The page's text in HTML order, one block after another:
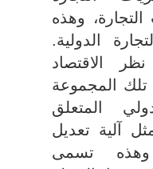
وهذه
الدولية.
الاقتصاد
المجموعة
المتعلق
آلية تعديل
وهذه تسمى